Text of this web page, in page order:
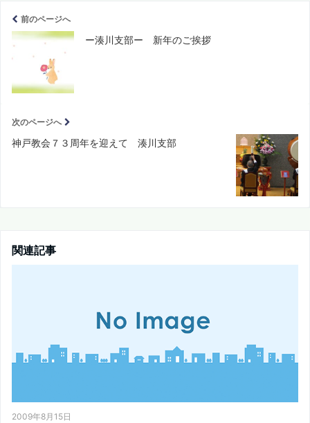
前のページへ
ー湊川支部ー 新年のご挨拶
次のページへ
神戸教会７３周年を迎えて 湊川支部
関連記事
2009年8月15日